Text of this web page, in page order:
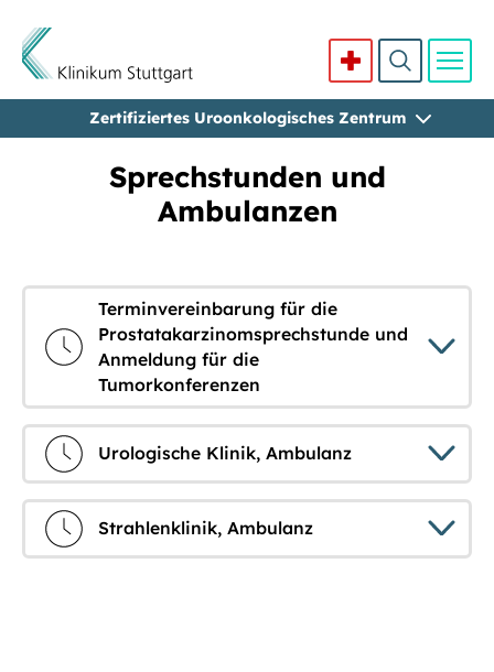
Direkt zum InhaltZertifiziertes Uroonkologisches Zentrum
Sprechstunden und
Ambulanzen
Terminvereinbarung für die
Prostatakarzinomsprechstunde und
Anmeldung für die
Tumorkonferenzen
Urologische Klinik, Ambulanz
Strahlenklinik, Ambulanz